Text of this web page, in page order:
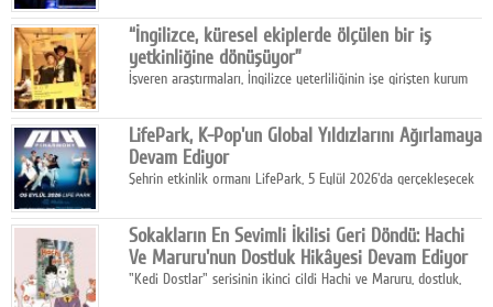
yaz etkinlikleri kapsamında uluslararası yıldızları ağırlamaya
devam ediyor
“İngilizce, küresel ekiplerde ölçülen bir iş
yetkinliğine dönüşüyor”
İşveren araştırmaları, İngilizce yeterliliğinin işe girişten kurum
gösteriyor.
LifePark, K-Pop'un Global Yıldızlarını Ağırlamaya
Devam Ediyor
Şehrin etkinlik ormanı LifePark, 5 Eylül 2026'da gerçekleşecek
haritasında önemli bir destinasyon haline getirmeye
hazırlanıyor.
Sokakların En Sevimli İkilisi Geri Döndü: Hachi
Ve Maruru'nun Dostluk Hikâyesi Devam Ediyor
"Kedi Dostlar" serisinin ikinci cildi Hachi ve Maruru, dostluk,